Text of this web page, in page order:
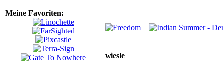
Meine Favoriten:
wiesle